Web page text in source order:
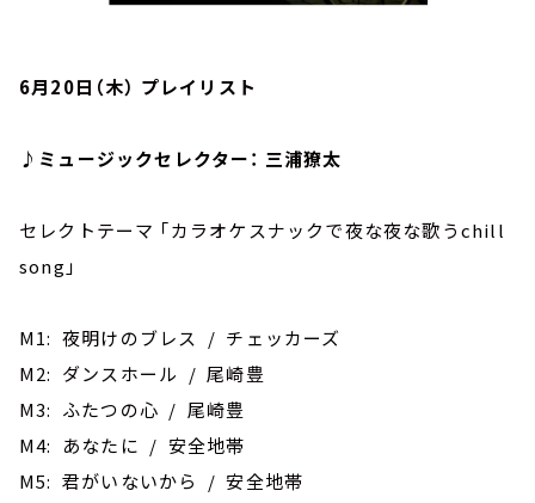
6月20日（木） プレイリスト
♪ミュージックセレクター： 三浦獠太
セレクトテーマ ｢カラオケスナックで夜な夜な歌うchill
song｣
M1: 夜明けのブレス / チェッカーズ
M2: ダンスホール / 尾崎豊
M3: ふたつの心 / 尾崎豊
M4: あなたに / 安全地帯
M5: 君がいないから / 安全地帯